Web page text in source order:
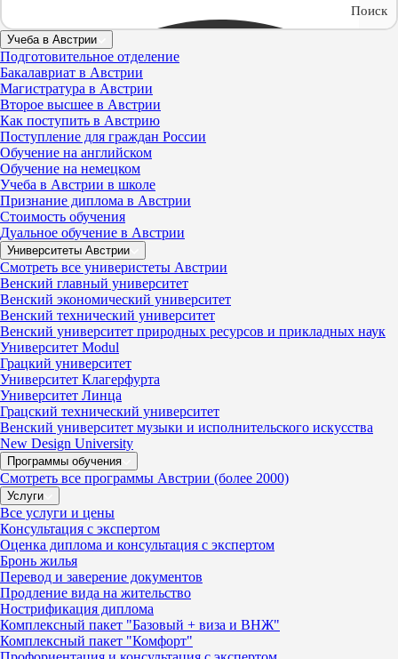
Поиск
Учеба в Австрии
Подготовительное отделение
Бакалавриат в Австрии
Магистратура в Австрии
Второе высшее в Австрии
Как поступить в Австрию
Поступление для граждан России
Обучение на английском
Обучение на немецком
Учеба в Австрии в школе
Признание диплома в Австрии
Стоимость обучения
Дуальное обучение в Австрии
Университеты Австрии
Смотреть все универистеты Австрии
Венский главный университет
Венский экономический университет
Венский технический университет
Венский университет природных ресурсов и прикладных наук
Университет Modul
Грацкий университет
Университет Клагерфурта
Университет Линца
Грацский технический университет
Венский университет музыки и исполнительского искусства
New Design University
Программы обучения
Смотреть все программы Австрии (более 2000)
Услуги
Все услуги и цены
Консультация с экспертом
Оценка диплома и консультация с экспертом
Бронь жилья
Перевод и заверение документов
Продление вида на жительство
Нострификация диплома
Комплексный пакет "Базовый + виза и ВНЖ"
Комплексный пакет "Комфорт"